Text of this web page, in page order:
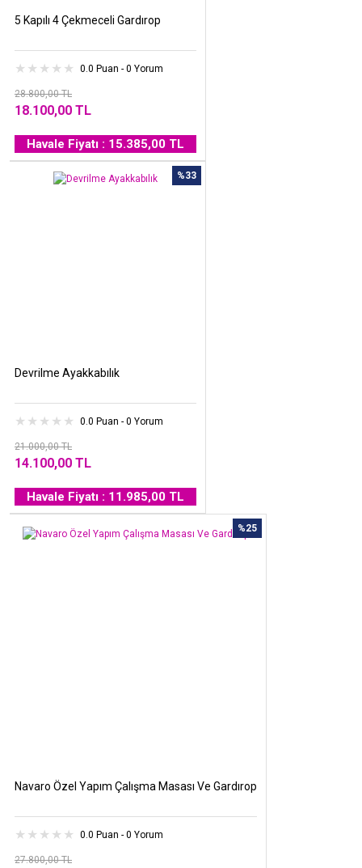
5 Kapılı 4 Çekmeceli Gardırop
0.0 Puan - 0 Yorum
28.800,00 TL
18.100,00 TL
Havale Fiyatı : 15.385,00 TL
%33
Devrilme Ayakkabılık
0.0 Puan - 0 Yorum
21.000,00 TL
14.100,00 TL
Havale Fiyatı : 11.985,00 TL
%25
Navaro Özel Yapım Çalışma Masası Ve Gardırop
0.0 Puan - 0 Yorum
27.800,00 TL